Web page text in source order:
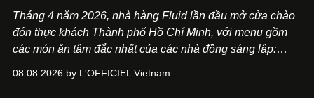
Tháng 4 năm 2026, nhà hàng Fluid lần đầu mở cửa chào
đón thực khách Thành phố Hồ Chí Minh, với menu gồm
các món ăn tâm đắc nhất của các nhà đồng sáng lập:
món ăn đa dạng từ Á đến Âu nhanh chóng được yêu thích
08.08.2026 by L'OFFICIEL Vietnam